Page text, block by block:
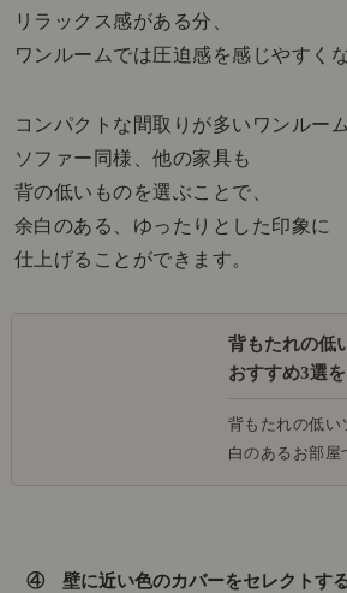
リラックス感がある分、
ワンルームでは圧迫感を感じやすく
コンパクトな間取りが多いワンルー
ソファー同様、他の家具も
背の低いものを選ぶことで、
余白のある、ゆったりとした印象に
仕上げることができます。
背もたれの低
おすすめ3選
背もたれの低い
白のあるお部屋
④ 壁に近い色のカバーをセレクトする